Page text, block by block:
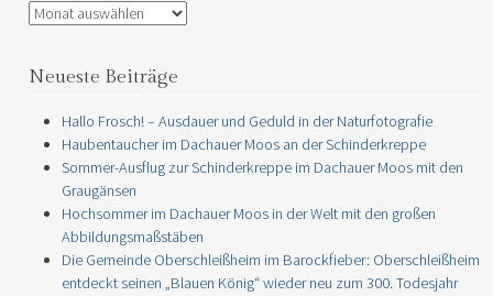
Archiv
Neueste Beiträge
Hallo Frosch! – Ausdauer und Geduld in der Naturfotografie
Haubentaucher im Dachauer Moos an der Schinderkreppe
Sommer-Ausflug zur Schinderkreppe im Dachauer Moos mit den
Graugänsen
Hochsommer im Dachauer Moos in der Welt mit den großen
Abbildungsmaßstäben
Die Gemeinde Oberschleißheim im Barockfieber: Oberschleißheim
entdeckt seinen „Blauen König“ wieder neu zum 300. Todesjahr